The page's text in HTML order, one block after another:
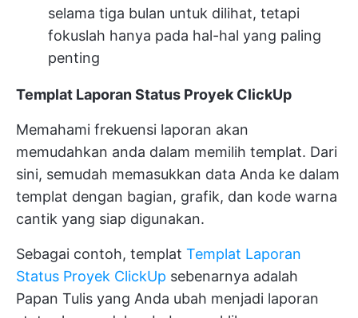
selama tiga bulan untuk dilihat, tetapi
fokuslah hanya pada hal-hal yang paling
penting
Templat Laporan Status Proyek ClickUp
Memahami frekuensi laporan akan
memudahkan anda dalam memilih templat. Dari
sini, semudah memasukkan data Anda ke dalam
templat dengan bagian, grafik, dan kode warna
cantik yang siap digunakan.
Sebagai contoh, templat Templat Laporan
Status Proyek ClickUp sebenarnya adalah
Papan Tulis yang Anda ubah menjadi laporan